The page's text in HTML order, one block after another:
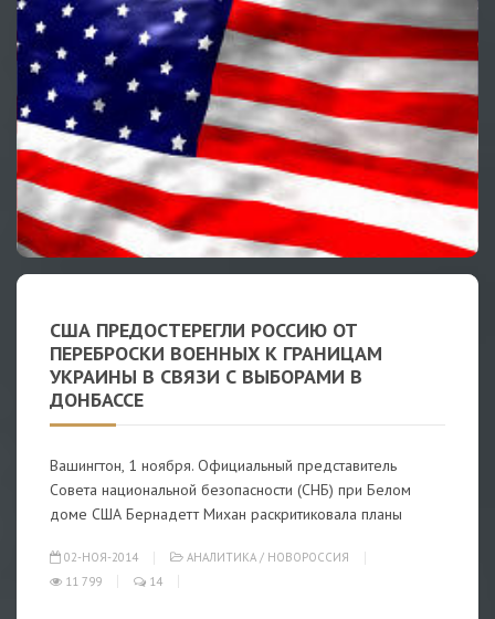
США ПРЕДОСТЕРЕГЛИ РОССИЮ ОТ
ПЕРЕБРОСКИ ВОЕННЫХ К ГРАНИЦАМ
УКРАИНЫ В СВЯЗИ С ВЫБОРАМИ В
ДОНБАССЕ
Вашингтон, 1 ноября. Официальный представитель
Совета национальной безопасности (CНБ) при Белом
доме США Бернадетт Михан раскритиковала планы
02-НОЯ-2014 АНАЛИТИКА / НОВОРОССИЯ
11 799
14